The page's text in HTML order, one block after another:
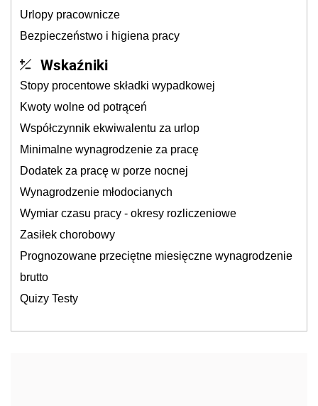
Urlopy pracownicze
Bezpieczeństwo i higiena pracy
Wskaźniki
Stopy procentowe składki wypadkowej
Kwoty wolne od potrąceń
Współczynnik ekwiwalentu za urlop
Minimalne wynagrodzenie za pracę
Dodatek za pracę w porze nocnej
Wynagrodzenie młodocianych
Wymiar czasu pracy - okresy rozliczeniowe
Zasiłek chorobowy
Prognozowane przeciętne miesięczne wynagrodzenie
brutto
Quizy Testy